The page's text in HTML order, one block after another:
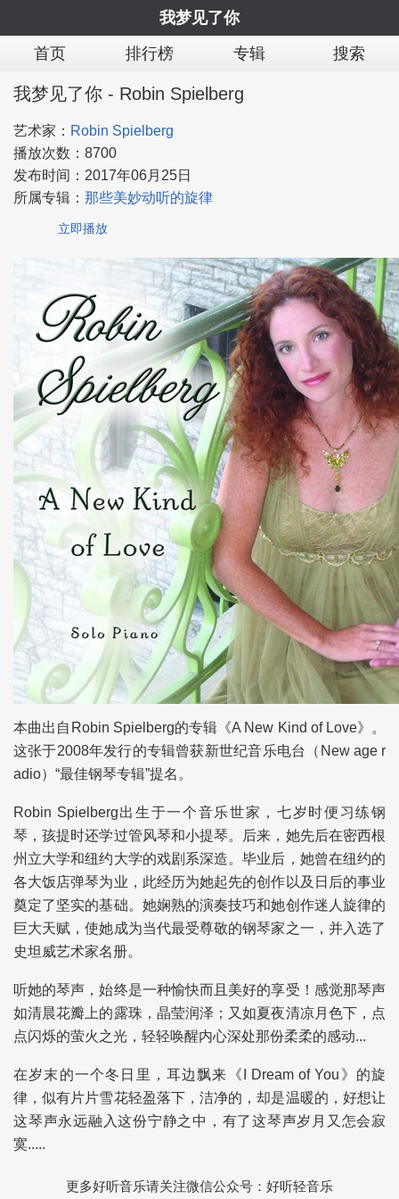
我梦见了你
首页
排行榜 专辑 搜索
我梦见了你 - Robin Spielberg
艺术家： Robin Spielberg
播放次数： 8700
发布时间： 2017年06月25日
所属专辑： 那些美妙动听的旋律
立即播放
本曲出自Robin Spielberg的专辑《A New Kind of Love》。
这张于2008年发行的专辑曾获新世纪音乐电台（New age r
adio）“最佳钢琴专辑”提名。
Robin Spielberg出生于一个音乐世家，七岁时便习练钢
琴，孩提时还学过管风琴和小提琴。后来，她先后在密西根
州立大学和纽约大学的戏剧系深造。毕业后，她曾在纽约的
各大饭店弹琴为业，此经历为她起先的创作以及日后的事业
奠定了坚实的基础。她娴熟的演奏技巧和她创作迷人旋律的
巨大天赋，使她成为当代最受尊敬的钢琴家之一，并入选了
史坦威艺术家名册。
听她的琴声，始终是一种愉快而且美好的享受！感觉那琴声
如清晨花瓣上的露珠，晶莹润泽；又如夏夜清凉月色下，点
点闪烁的萤火之光，轻轻唤醒内心深处那份柔柔的感动...
在岁末的一个冬日里，耳边飘来《I Dream of You》的旋
律，似有片片雪花轻盈落下，洁净的，却是温暖的，好想让
这琴声永远融入这份宁静之中，有了这琴声岁月又怎会寂
寞.....
更多好听音乐请关注微信公众号：好听轻音乐